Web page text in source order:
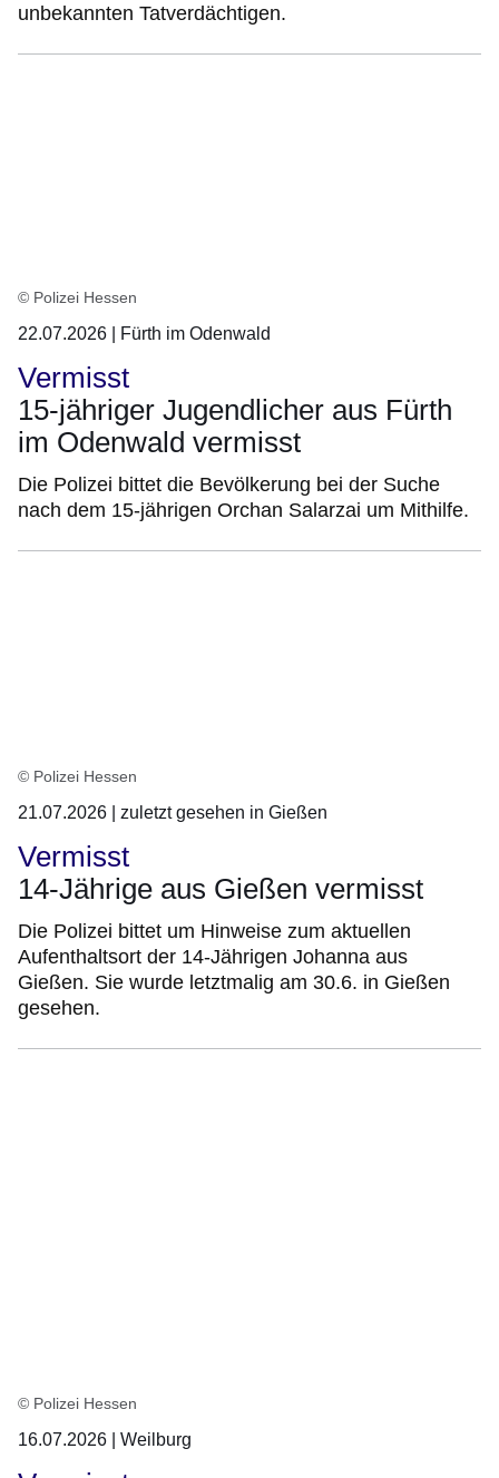
unbekannten Tatverdächtigen.
© Polizei Hessen
22.07.2026 | Fürth im Odenwald
Vermisst
15-jähriger Jugendlicher aus Fürth
im Odenwald vermisst
Die Polizei bittet die Bevölkerung bei der Suche
nach dem 15-jährigen Orchan Salarzai um Mithilfe.
© Polizei Hessen
21.07.2026 | zuletzt gesehen in Gießen
Vermisst
14-Jährige aus Gießen vermisst
Die Polizei bittet um Hinweise zum aktuellen
Aufenthaltsort der 14-Jährigen Johanna aus
Gießen. Sie wurde letztmalig am 30.6. in Gießen
gesehen.
© Polizei Hessen
16.07.2026 | Weilburg